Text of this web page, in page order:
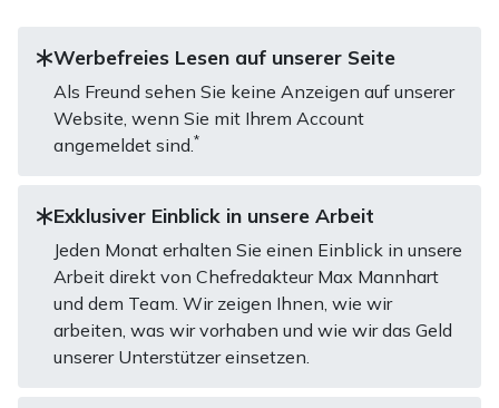
Werbefreies Lesen auf unserer Seite
Als Freund sehen Sie keine Anzeigen auf unserer
Website, wenn Sie mit Ihrem Account
angemeldet sind.*
Exklusiver Einblick in unsere Arbeit
Jeden Monat erhalten Sie einen Einblick in unsere
Arbeit direkt von Chefredakteur Max Mannhart
und dem Team. Wir zeigen Ihnen, wie wir
arbeiten, was wir vorhaben und wie wir das Geld
unserer Unterstützer einsetzen.